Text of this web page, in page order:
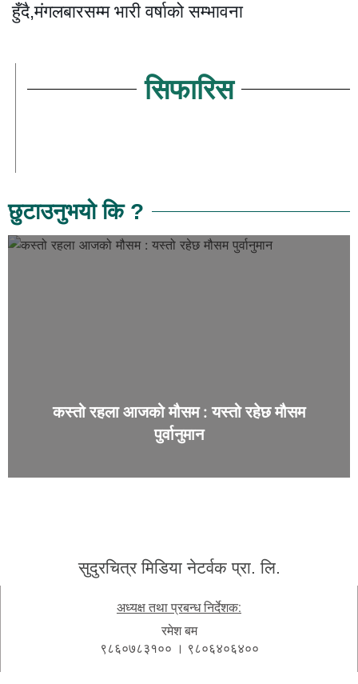
सिफारिस
हुँदै,मंगलबारसम्म भारी वर्षाको सम्भावना
छुटाउनुभयो कि ?
कस्तो रहला आजको मौसम : यस्तो रहेछ मौसम
पुर्वानुमान
सुदुरचित्र मिडिया नेटर्वक प्रा. लि.
अध्यक्ष तथा प्रबन्ध निर्देशक:
रमेश बम
९८६०७८३१०० । ९८०६४०६४००